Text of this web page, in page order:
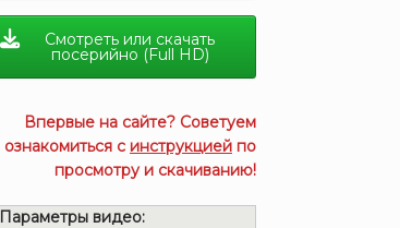
Смотреть или скачать
посерийно (Full HD)
Впервые на сайте? Советуем
ознакомиться с инструкцией по
просмотру и скачиванию!
Параметры видео: